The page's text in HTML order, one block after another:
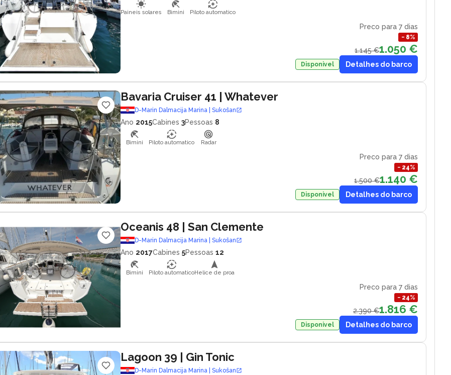
Paineis solares Bimini Piloto automatico
Preco para 7 dias
− 8%
1.145 €1.050 €
Disponivel Detalhes do barco
Bavaria Cruiser 41 | Whatever
D-Marin Dalmacija Marina | Sukošan
Ano 2015Cabines 3Pessoas 8
Bimini Piloto automatico Radar
Preco para 7 dias
− 24%
1.500 €1.140 €
Disponivel Detalhes do barco
Oceanis 48 | San Clemente
D-Marin Dalmacija Marina | Sukošan
Ano 2017Cabines 5Pessoas 12
Bimini Piloto automaticoHelice de proa
Preco para 7 dias
− 24%
2.390 €1.816 €
Disponivel Detalhes do barco
Lagoon 39 | Gin Tonic
D-Marin Dalmacija Marina | Sukošan